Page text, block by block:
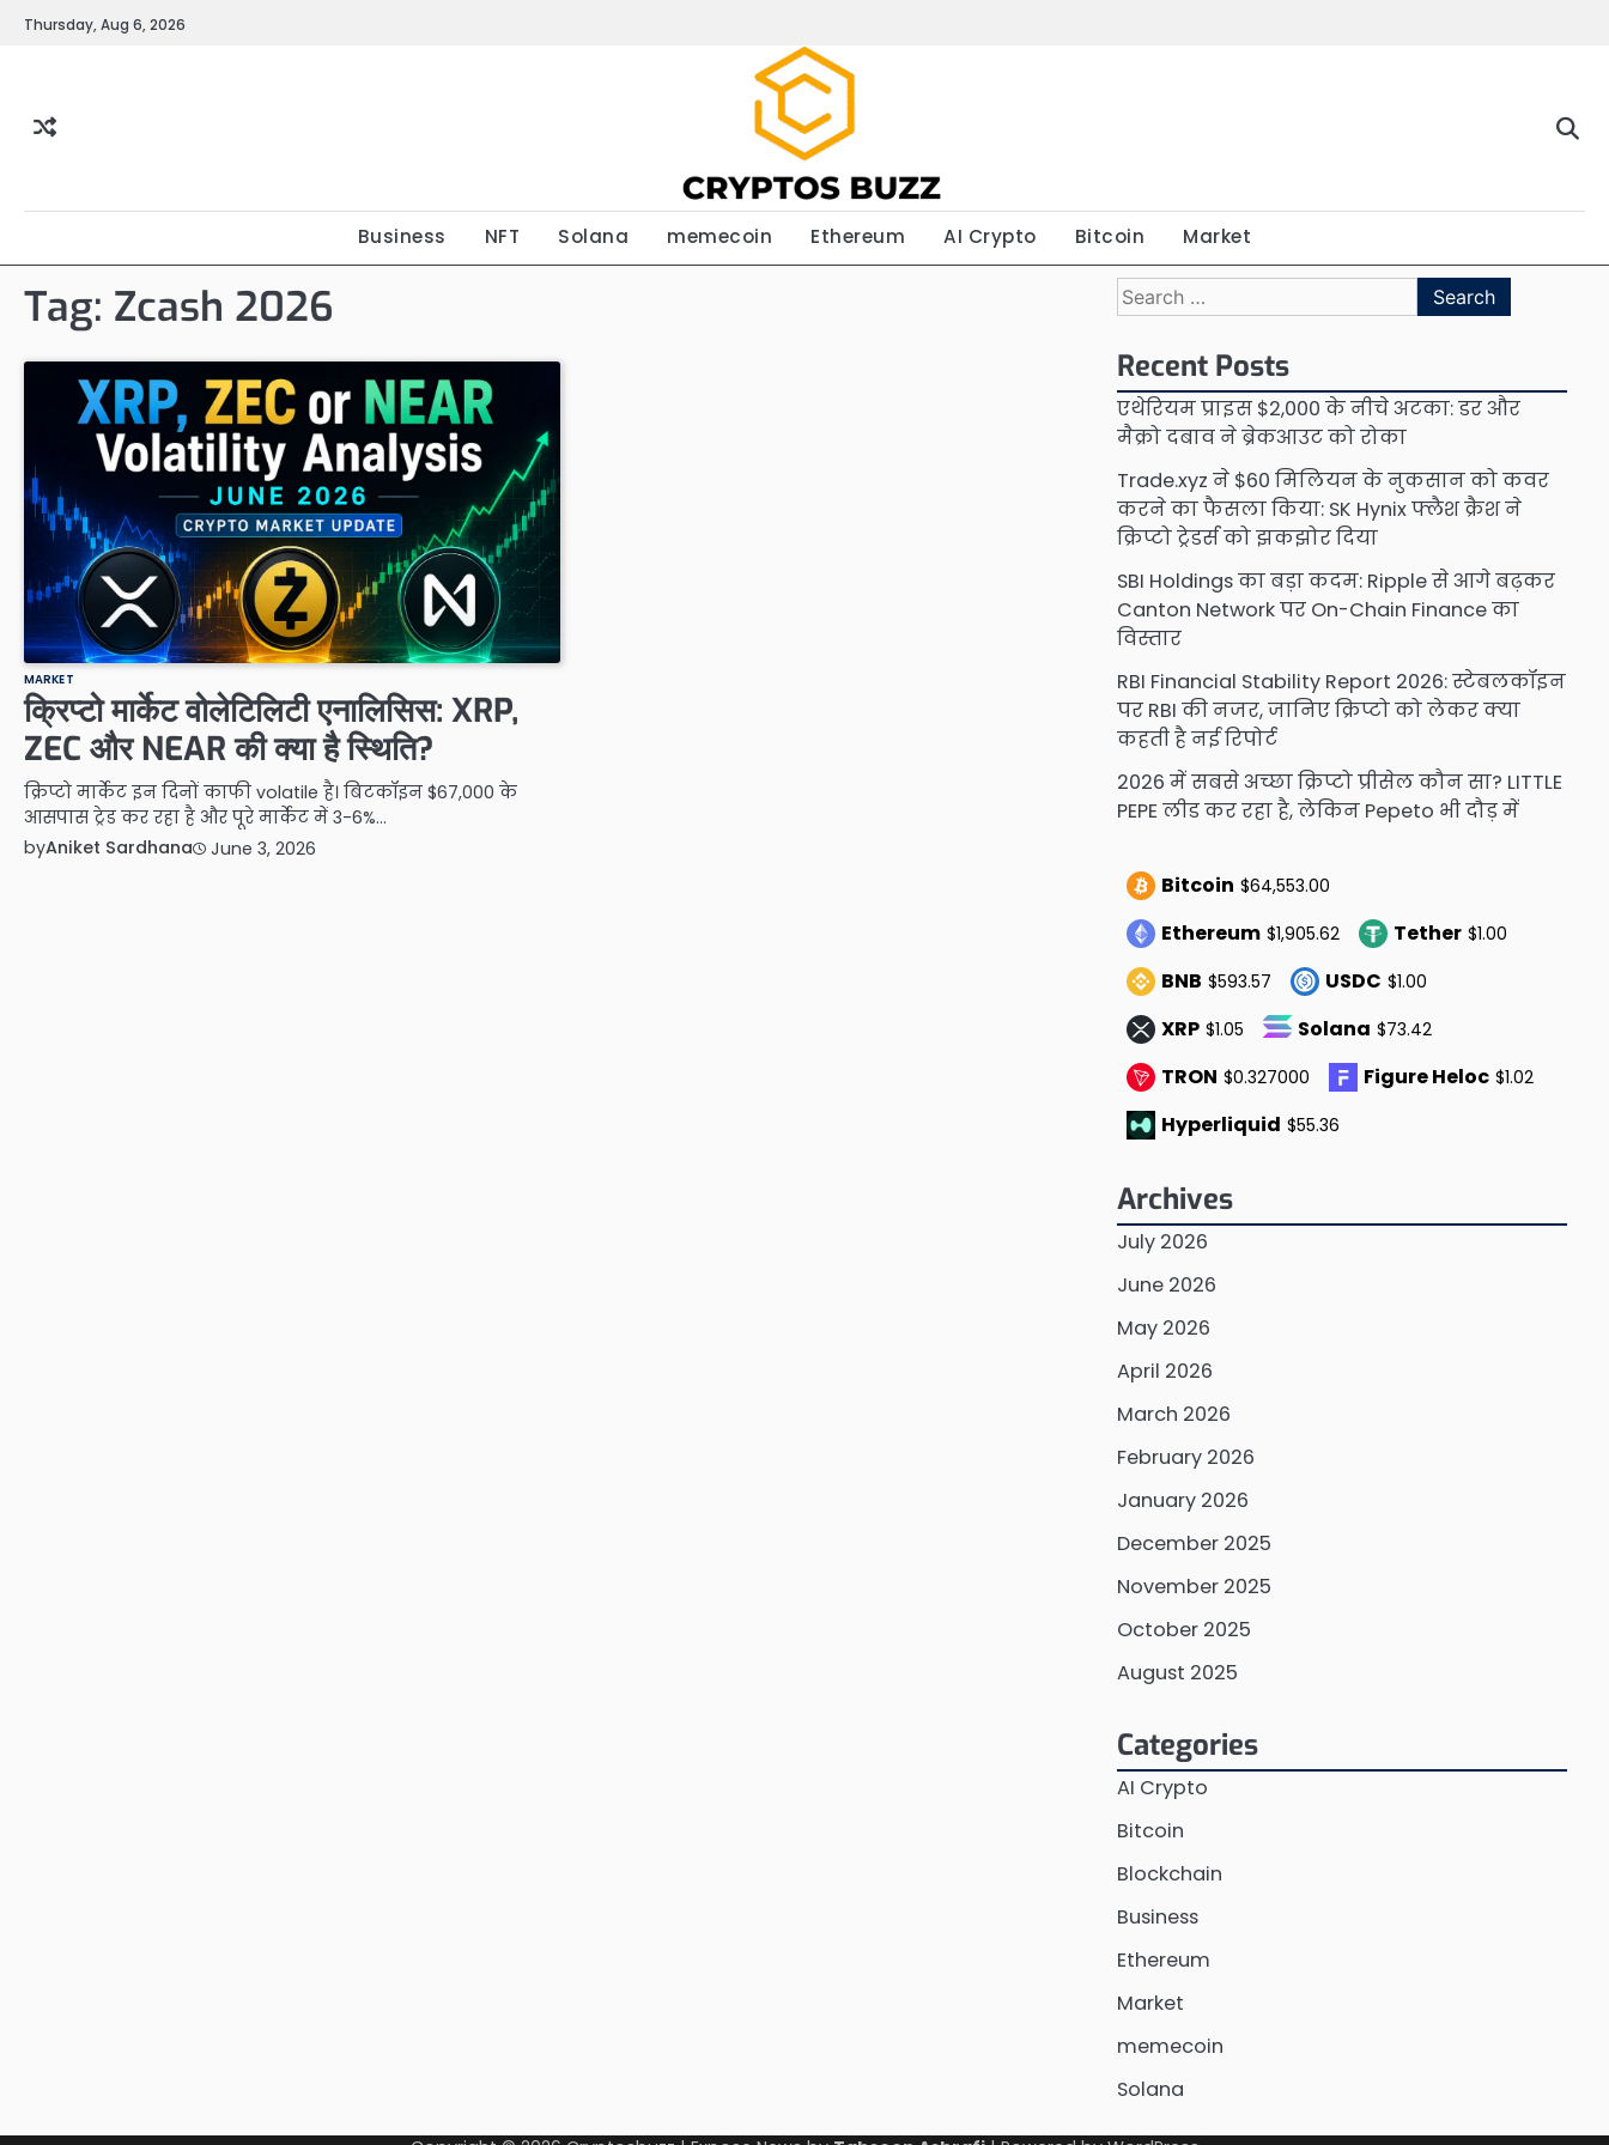
SkipThursday, Aug 6, 2026
Business NFT Solana memecoin Ethereum AI Crypto Bitcoin Market
Tag: Zcash 2026
MARKET
क्रिप्टो मार्केट वोलेटिलिटी एनालिसिस: XRP,
ZEC और NEAR की क्या है स्थिति?
क्रिप्टो मार्केट इन दिनों काफी volatile है। बिटकॉइन $67,000 के
आसपास ट्रेड कर रहा है और पूरे मार्केट में 3-6%…
byAniket Sardhana June 3, 2026
Search
for:
Recent Posts
एथेरियम प्राइस $2,000 के नीचे अटका: डर और
मैक्रो दबाव ने ब्रेकआउट को रोका
Trade.xyz ने $60 मिलियन के नुकसान को कवर
करने का फैसला किया: SK Hynix फ्लैश क्रैश ने
क्रिप्टो ट्रेडर्स को झकझोर दिया
SBI Holdings का बड़ा कदम: Ripple से आगे बढ़कर
Canton Network पर On-Chain Finance का
विस्तार
RBI Financial Stability Report 2026: स्टेबलकॉइन
पर RBI की नजर, जानिए क्रिप्टो को लेकर क्या
कहती है नई रिपोर्ट
2026 में सबसे अच्छा क्रिप्टो प्रीसेल कौन सा? LITTLE
PEPE लीड कर रहा है, लेकिन Pepeto भी दौड़ में
Bitcoin $64,553.00
Ethereum $1,905.62 Tether $1.00
BNB $593.57 USDC $1.00
XRP $1.05 Solana $73.42
TRON $0.327000 Figure Heloc $1.02
Hyperliquid $55.36
Archives
July 2026
June 2026
May 2026
April 2026
March 2026
February 2026
January 2026
December 2025
November 2025
October 2025
August 2025
Categories
AI Crypto
Bitcoin
Blockchain
Business
Ethereum
Market
memecoin
Solana